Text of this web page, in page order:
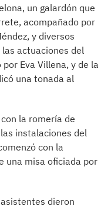
un galardón que
acompañado por
y diversos
actuaciones del
Eva Villena, y de la
una tonada al
la romería de
instalaciones del
con la
una misa oficiada por
dieron